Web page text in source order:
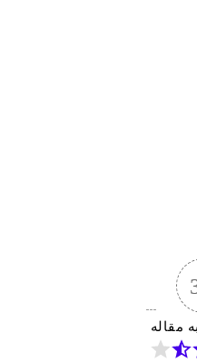
مقاله